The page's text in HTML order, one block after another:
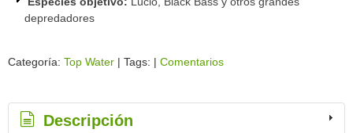
depredadores
Categoría: Top Water | Tags: | Comentarios
Descripción